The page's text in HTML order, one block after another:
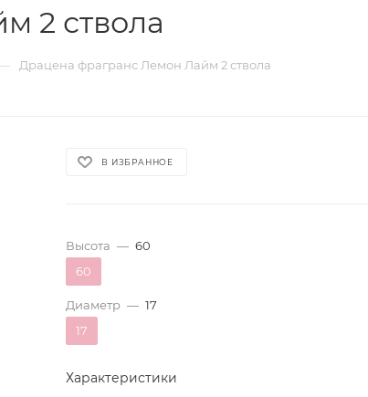
2 ствола
Драцена фрагранс Лемон Лайм 2 ствола
В ИЗБРАННОЕ
Высота — 60
60
Диаметр — 17
17
Характеристики